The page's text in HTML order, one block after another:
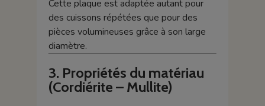
Cette plaque est adaptée autant pour
des cuissons répétées que pour des
pièces volumineuses grâce à son large
diamètre.
3. Propriétés du matériau
(Cordiérite – Mullite)